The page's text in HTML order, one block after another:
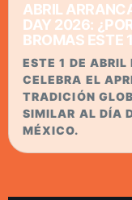
ABRIL
DAY 2026:
BROMAS ESTE
ESTE 1 DE
CELEBRA EL
TRADICIÓN
SIMILAR AL DÍA
MÉXICO.